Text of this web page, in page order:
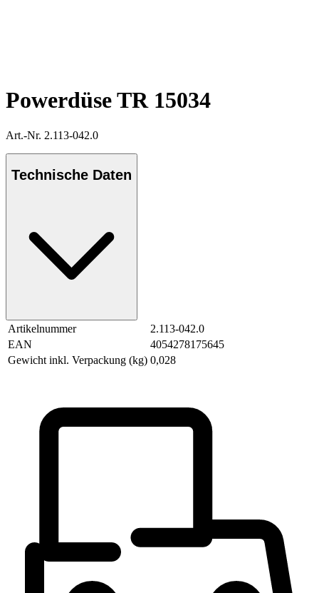
Powerdüse TR 15034
Art.-Nr. 2.113-042.0
Technische Daten
Artikelnummer
2.113-042.0
EAN
4054278175645
Gewicht inkl. Verpackung (kg) 0,028